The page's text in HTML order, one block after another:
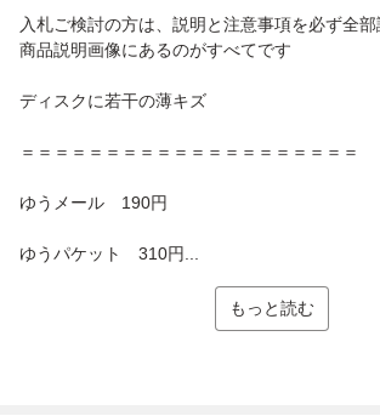
入札ご検討の方は、説明と注意事項を必ず全
商品説明画像にあるのがすべてです
ディスクに若干の薄キズ
＝＝＝＝＝＝＝＝＝＝＝＝＝＝＝＝＝＝＝＝
ゆうメール 190円
ゆうパケット 310円...
もっと読む